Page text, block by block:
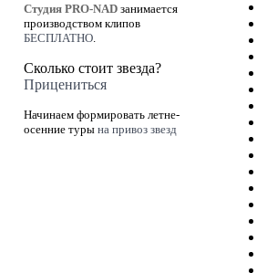
Студия PRO-NAD занимается
производством клипов
БЕСПЛАТНО.
Сколько стоит звезда?
Прицениться
Начинаем формировать летне-
осенние туры на привоз звезд